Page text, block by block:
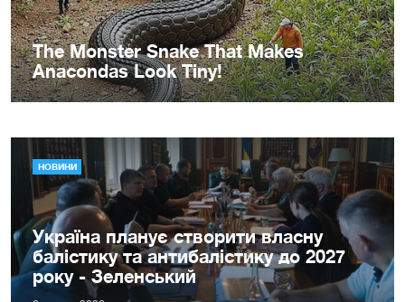
НОВИНИ
Україна планує створити власну
балістику та антибалістику до 2027
року - Зеленський